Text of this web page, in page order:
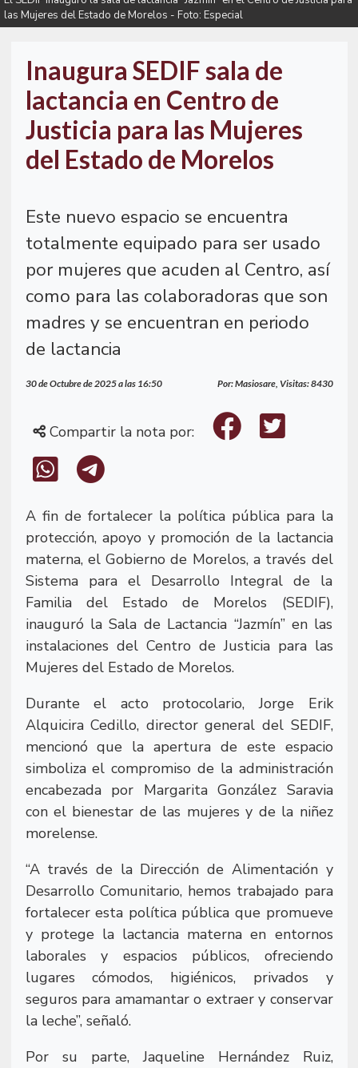
las Mujeres del Estado de Morelos - Foto: Especial
Inaugura SEDIF sala de
lactancia en Centro de
Justicia para las Mujeres
del Estado de Morelos
Este nuevo espacio se encuentra
totalmente equipado para ser usado
por mujeres que acuden al Centro, así
como para las colaboradoras que son
madres y se encuentran en periodo
de lactancia
30 de Octubre de 2025 a las 16:50 Por: Masiosare, Visitas: 8430
Compartir la nota por:
A fin de fortalecer la política pública para la
protección, apoyo y promoción de la lactancia
materna, el Gobierno de Morelos, a través del
Sistema para el Desarrollo Integral de la
Familia del Estado de Morelos (SEDIF),
inauguró la Sala de Lactancia “Jazmín” en las
instalaciones del Centro de Justicia para las
Mujeres del Estado de Morelos.
Durante el acto protocolario, Jorge Erik
Alquicira Cedillo, director general del SEDIF,
mencionó que la apertura de este espacio
simboliza el compromiso de la administración
encabezada por Margarita González Saravia
con el bienestar de las mujeres y de la niñez
morelense.
“A través de la Dirección de Alimentación y
Desarrollo Comunitario, hemos trabajado para
fortalecer esta política pública que promueve
y protege la lactancia materna en entornos
laborales y espacios públicos, ofreciendo
lugares cómodos, higiénicos, privados y
seguros para amamantar o extraer y conservar
la leche”, señaló.
Por su parte, Jaqueline Hernández Ruiz,